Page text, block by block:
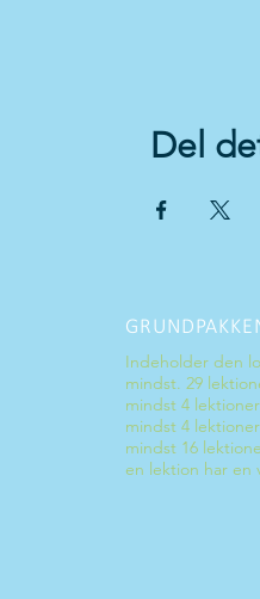
Del
Indeholder den
mindst. 29
mindst 4
mindst 4
mindst 16
en lektion har en